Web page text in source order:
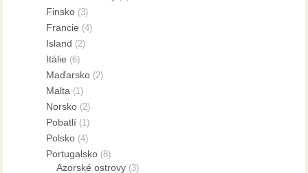
Finsko (3)
Francie (4)
Island (2)
Itálie (6)
Maďarsko (2)
Malta (1)
Norsko (2)
Pobatlí (1)
Polsko (4)
Portugalsko (8)
Azorské ostrovy (3)